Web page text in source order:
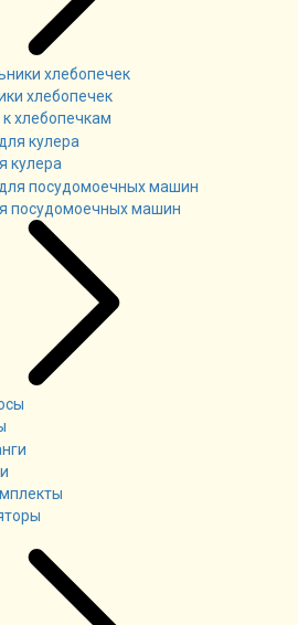
хлебопечек
хлебопечкам
кулера
посудомоечных машин